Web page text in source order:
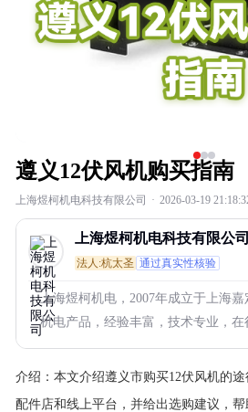
遵义12伏风机购买指南
上海煜柯机电科技有限公司 · 2026-03-19
上海煜柯机电科技有限公司
法人:杭太圣 通过真实性核验
上海煜柯机电，2007年成立于上海
机电产品，经验丰富，技术专业，在
介绍： 本文介绍遵义市购买12伏风机的
配件店和线上平台，并给出选购建议，